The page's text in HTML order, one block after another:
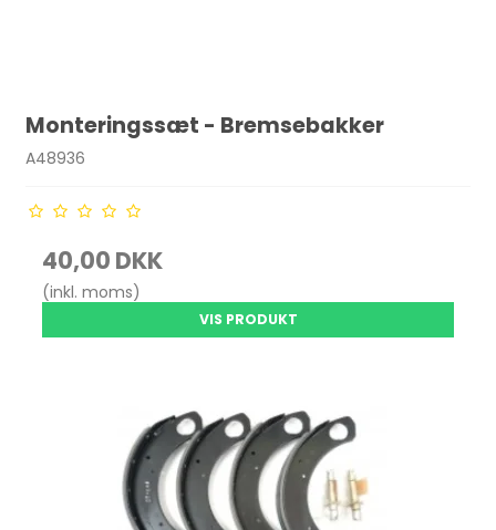
Monteringssæt - Bremsebakker
A48936
40,00 DKK
(inkl. moms)
VIS PRODUKT